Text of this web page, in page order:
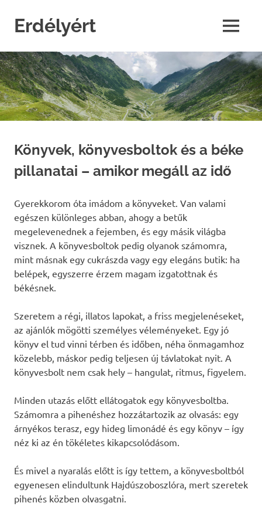
contentErdélyért MENU
Könyvek, könyvesboltok és a béke
pillanatai – amikor megáll az idő
Gyerekkorom óta imádom a könyveket. Van valami
egészen különleges abban, ahogy a betűk
megelevenednek a fejemben, és egy másik világba
visznek. A könyvesboltok pedig olyanok számomra,
mint másnak egy cukrászda vagy egy elegáns butik: ha
belépek, egyszerre érzem magam izgatottnak és
békésnek.
Szeretem a régi, illatos lapokat, a friss megjelenéseket,
az ajánlók mögötti személyes véleményeket. Egy jó
könyv el tud vinni térben és időben, néha önmagamhoz
közelebb, máskor pedig teljesen új távlatokat nyit. A
könyvesbolt nem csak hely – hangulat, ritmus, figyelem.
Minden utazás előtt ellátogatok egy könyvesboltba.
Számomra a pihenéshez hozzátartozik az olvasás: egy
árnyékos terasz, egy hideg limonádé és egy könyv – így
néz ki az én tökéletes kikapcsolódásom.
És mivel a nyaralás előtt is így tettem, a könyvesboltból
egyenesen elindultunk Hajdúszoboszlóra, mert szeretek
pihenés közben olvasgatni.